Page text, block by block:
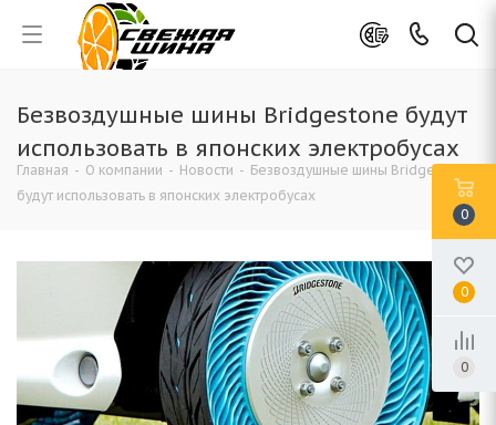
Безвоздушные шины Bridgestone будут
использовать в японских электробусах
Главная - О компании - Новости - Безвоздушные шины Bridgestone
будут использовать в японских электробусах
0
0
0